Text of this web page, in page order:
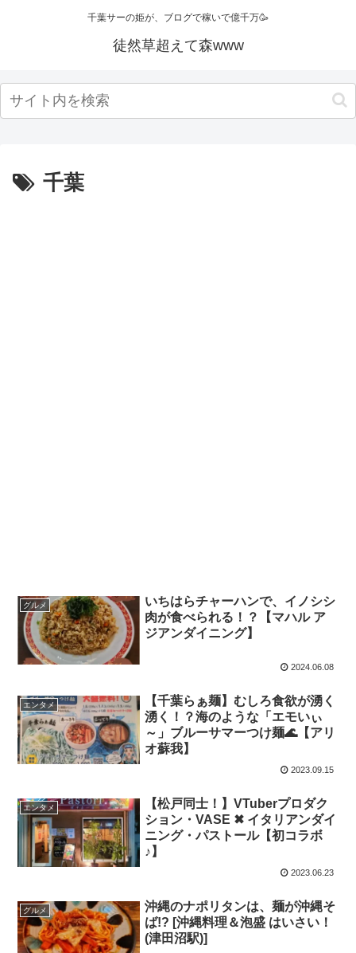
千葉サーの姫が、ブログで稼いで億千万🥳
徒然草超えて森www
千葉
グルメ
いちはらチャーハンで、イノシシ
肉が食べられる！？【マハル ア
ジアンダイニング】
2024.06.08
エンタメ
【千葉らぁ麺】むしろ食欲が湧く
湧く！？海のような「エモいぃ
～」ブルーサマーつけ麺🌊【アリ
オ蘇我】
2023.09.15
エンタメ
【松戸同士！】VTuberプロダク
ション・VASE ✖ イタリアンダイ
ニング・パストール【初コラボ
♪】
2023.06.23
グルメ
沖縄のナポリタンは、麺が沖縄そ
ば!? [沖縄料理＆泡盛 はいさい！
(津田沼駅)]